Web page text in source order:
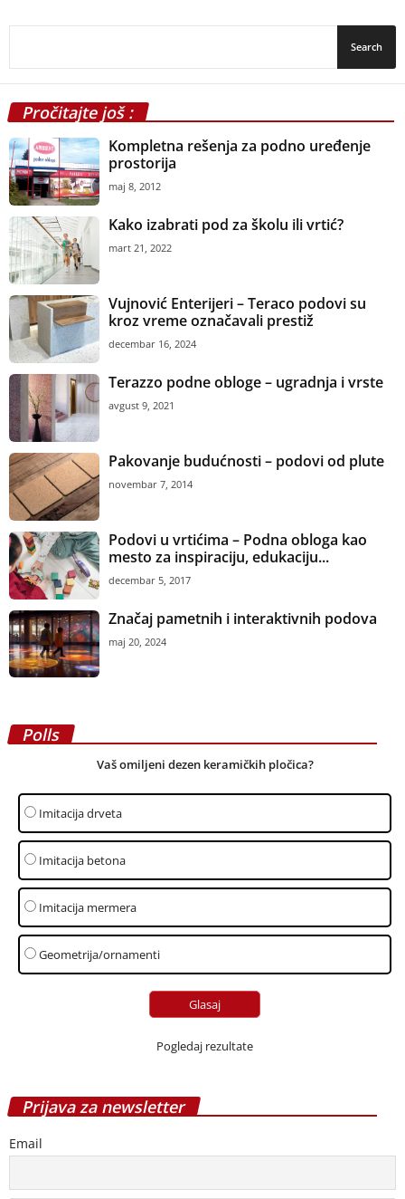
Pročitajte još :
Kompletna rešenja za podno uređenje
prostorija
maj 8, 2012
Kako izabrati pod za školu ili vrtić?
mart 21, 2022
Vujnović Enterijeri – Teraco podovi su
kroz vreme označavali prestiž
decembar 16, 2024
Terazzo podne obloge – ugradnja i vrste
avgust 9, 2021
Pakovanje budućnosti – podovi od plute
novembar 7, 2014
Podovi u vrtićima – Podna obloga kao
mesto za inspiraciju, edukaciju...
decembar 5, 2017
Značaj pametnih i interaktivnih podova
maj 20, 2024
Polls
Vaš omiljeni dezen keramičkih pločica?
Imitacija drveta
Imitacija betona
Imitacija mermera
Geometrija/ornamenti
Pogledaj rezultate
Prijava za newsletter
Email